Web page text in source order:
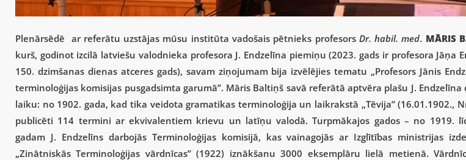
Plenārsēdē ar referātu uzstājas mūsu institūta vadošais pētnieks profesors Dr. habil. med. MĀRIS
kurš, godinot izcilā latviešu valodnieka profesora J. Endzelīna piemiņu (2023. gads ir profesora Jāņa
150. dzimšanas dienas atceres gads), savam ziņojumam bija izvēlējies tematu „Profesors Jānis
terminoloģijas komisijas pusgadsimta garumā”. Māris Baltiņš savā referātā aptvēra plašu J. Endzelīna
laiku: no 1902. gada, kad tika veidota gramatikas terminoloģija un laikrakstā „Tēvija” (16.01.1902.,
publicēti 114 termini ar ekvivalentiem krievu un latīņu valodā. Turpmākajos gados – no 1919.
gadam J. Endzelīns darbojās Terminoloģijas komisijā, kas vainagojās ar Izglītības ministrijas
„Zinātniskās Terminoloģijas vārdnīcas” (1922) iznākšanu 3000 eksemplāru lielā metienā.